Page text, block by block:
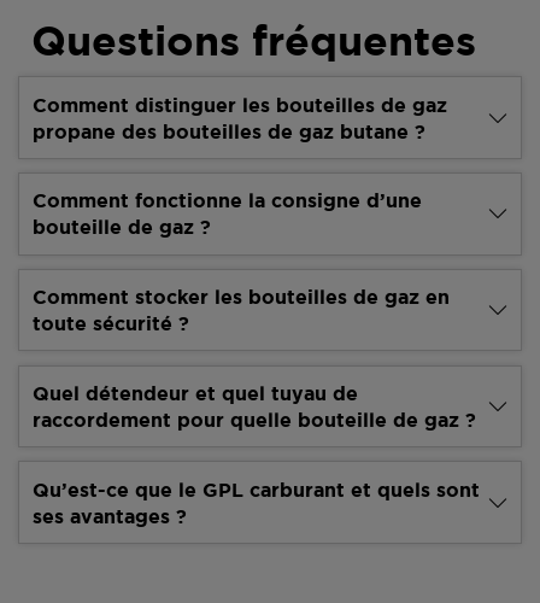
Questions fréquentes
Comment distinguer les bouteilles de gaz
propane des bouteilles de gaz butane ?
Comment fonctionne la consigne d’une
bouteille de gaz ?
Comment stocker les bouteilles de gaz en
toute sécurité ?
Quel détendeur et quel tuyau de
raccordement pour quelle bouteille de gaz ?
Qu’est-ce que le GPL carburant et quels sont
ses avantages ?